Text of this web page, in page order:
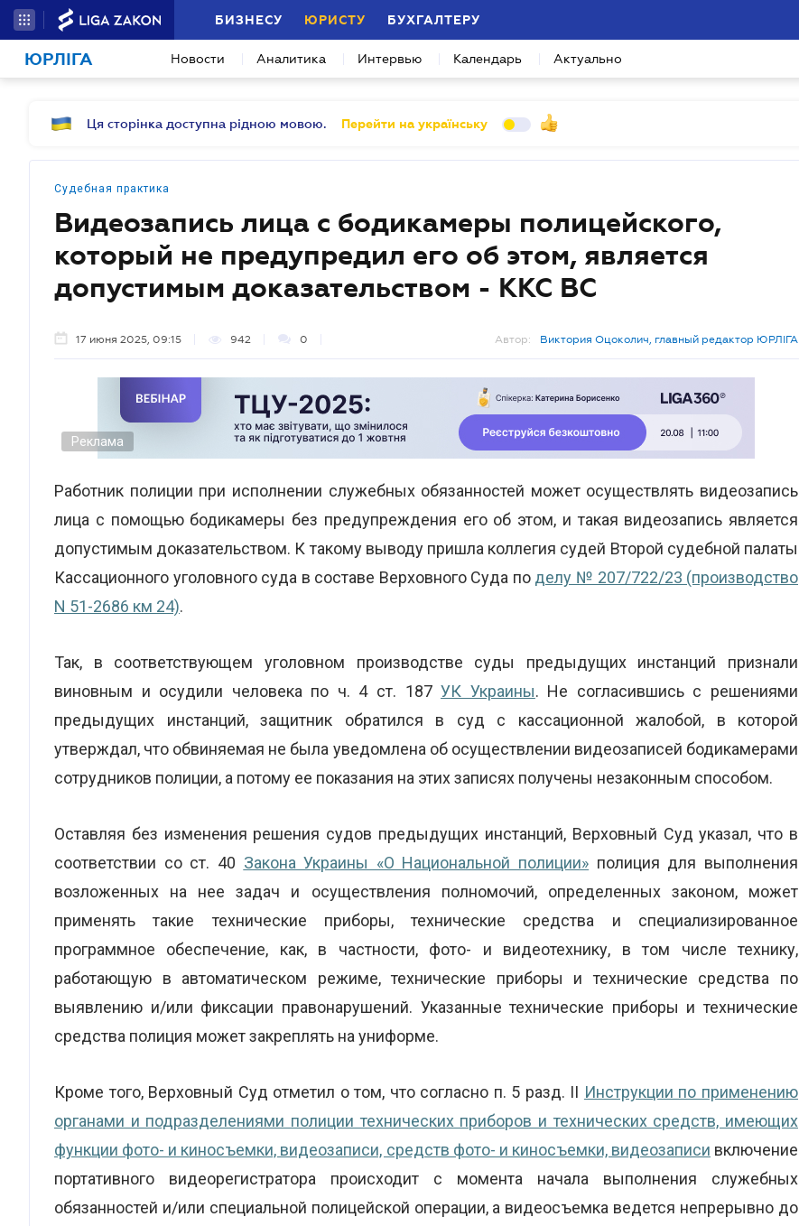
БИЗНЕСУ ЮРИСТУ БУХГАЛТЕРУ
ЮРЛІГА Новости Аналитика Интервью Календарь Актуально
Ця сторінка доступна рідною мовою. Перейти на українську
Судебная практика
Видеозапись лица с бодикамеры полицейского,
который не предупредил его об этом, является
допустимым доказательством - ККС ВС
17 июня 2025, 09:15 942 0 Автор: Виктория Оцоколич, главный редактор ЮРЛІГА
Реклама
Работник полиции при исполнении служебных обязанностей может осуществлять видеозапись
лица с помощью бодикамеры без предупреждения его об этом, и такая видеозапись является
допустимым доказательством. К такому выводу пришла коллегия судей Второй судебной палаты
Кассационного уголовного суда в составе Верховного Суда по делу № 207/722/23 (производство
N 51-2686 км 24).
Так, в соответствующем уголовном производстве суды предыдущих инстанций признали
виновным и осудили человека по ч. 4 ст. 187УК Украины. Не согласившись с решениями
предыдущих инстанций, защитник обратился в суд с кассационной жалобой, в которой
утверждал, что обвиняемая не была уведомлена об осуществлении видеозаписей бодикамерами
сотрудников полиции, а потому ее показания на этих записях получены незаконным способом.
Оставляя без изменения решения судов предыдущих инстанций, Верховный Суд указал, что в
соответствии со ст. 40 Закона Украины «О Национальной полиции» полиция для выполнения
возложенных на нее задач и осуществления полномочий, определенных законом, может
применять такие технические приборы, технические средства и специализированное
программное обеспечение, как, в частности, фото- и видеотехнику, в том числе технику,
работающую в автоматическом режиме, технические приборы и технические средства по
выявлению и/или фиксации правонарушений. Указанные технические приборы и технические
средства полиция может закреплять на униформе.
Кроме того, Верховный Суд отметил о том, что согласно п. 5 разд. II Инструкции по применению
органами и подразделениями полиции технических приборов и технических средств, имеющих
функции фото- и киносъемки, видеозаписи, средств фото- и киносъемки, видеозаписи включение
портативного видеорегистратора происходит с момента начала выполнения служебных
обязанностей и/или специальной полицейской операции, а видеосъемка ведется непрерывно до